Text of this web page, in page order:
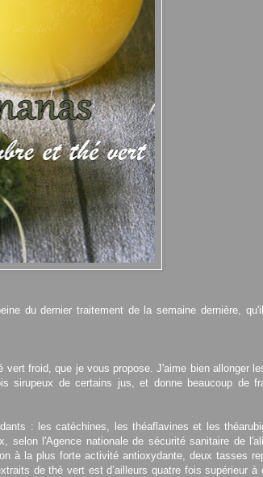
du dernier traitement de la semaine dernière,
froid, que je vous propose. J'aime bien allonger
sirupeux de certains jus, et donne beaucoup de
: les catéchines, les théaflavines et les
selon l'Agence nationale de sécurité sanitaire de
à la plus forte activité antioxydante, deux tasses
de thé vert est d’ailleurs quatre fois supérieur à